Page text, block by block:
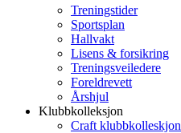
Treningstider
Sportsplan
Hallvakt
Lisens & forsikring
Treningsveiledere
Foreldrevett
Årshjul
Klubbkolleksjon
Craft klubbkolleskjon